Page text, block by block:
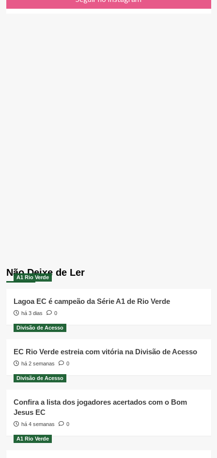
Não Deixe de Ler
A1 Rio Verde
Lagoa EC é campeão da Série A1 de Rio Verde
há 3 dias 0
Divisão de Acesso
EC Rio Verde estreia com vitória na Divisão de Acesso
há 2 semanas 0
Divisão de Acesso
Confira a lista dos jogadores acertados com o Bom
Jesus EC
há 4 semanas 0
A1 Rio Verde